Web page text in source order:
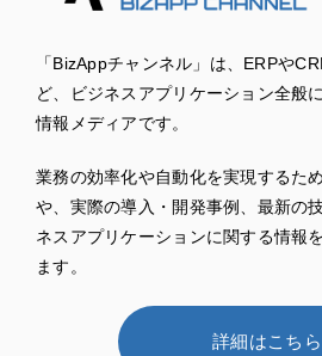
「BizAppチャンネル」は、ERPや
ど、ビジネスアプリケーション全般
情報メディアです。
業務の効率化や自動化を実現するた
や、実際の導入・開発事例、最新の
ネスアプリケーションに関する情報
ます。
詳細はこちら